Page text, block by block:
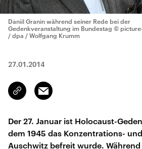
Daniil Granin während seiner Rede bei der
Gedenkveranstaltung im Bundestag ©
/ dpa / Wolfgang Krumm
27.01.2014
Link
kopieren/teilen
Email
Der 27. Januar ist Holocaust-
dem 1945 das Konzentrations-
Auschwitz befreit wurde. Während